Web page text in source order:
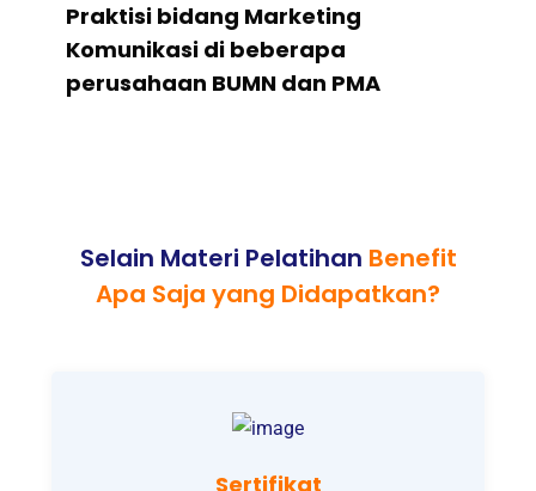
Praktisi bidang Marketing
Komunikasi di beberapa
perusahaan BUMN dan PMA
Selain Materi Pelatihan Benefit
Apa Saja yang Didapatkan?
Sertifikat